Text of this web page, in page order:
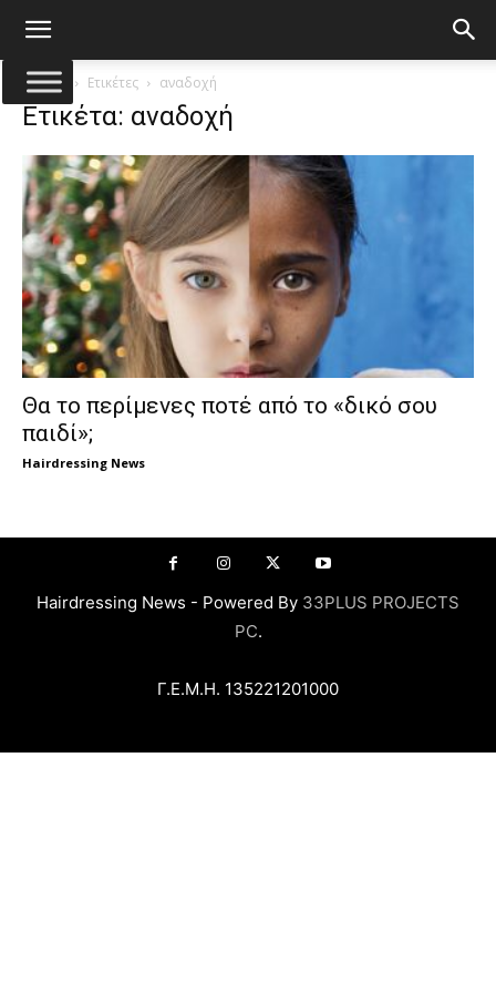
Αρχική Ετικέτες αναδοχή
Ετικέτα: αναδοχή
Θα το περίμενες ποτέ από το «δικό σου
παιδί»;
Hairdressing News
Hairdressing News - Powered By 33PLUS PROJECTS
PC.
Γ.Ε.Μ.Η. 135221201000